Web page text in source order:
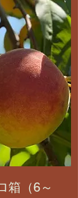
箱（6～